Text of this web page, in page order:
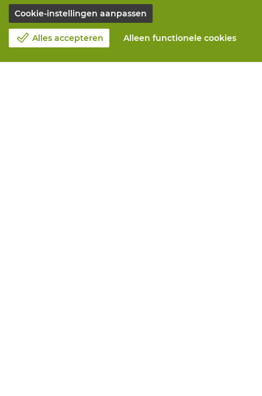
Cookie-instellingen aanpassen
Alles accepteren Alleen functionele cookies